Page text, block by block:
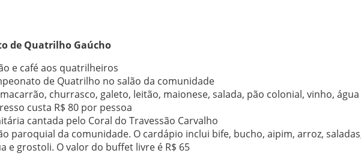
de Quatrilho Gaúcho
e café aos quatrilheiros
de Quatrilho no salão da comunidade
churrasco, galeto, leitão, maionese, salada, pão colonial, vinho, água
custa R$ 80 por pessoa
cantada pelo Coral do Travessão Carvalho
paroquial da comunidade. O cardápio inclui bife, bucho, aipim, arroz,
e grostoli. O valor do buffet livre é R$ 65